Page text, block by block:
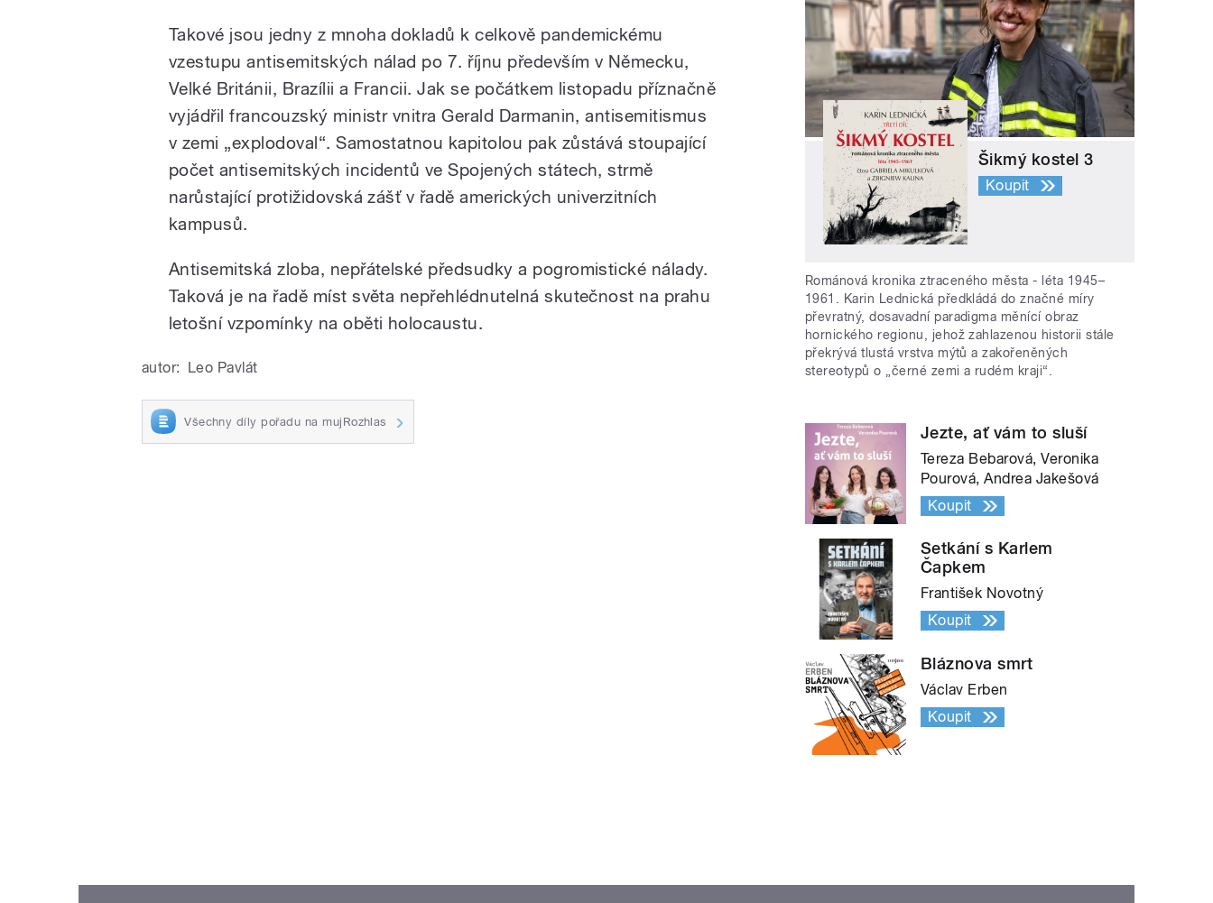
Takové jsou jedny z mnoha dokladů k celkově pandemickému
vzestupu antisemitských nálad po 7. říjnu především v Německu,
Velké Británii, Brazílii a Francii. Jak se počátkem listopadu příznačně
vyjádřil francouzský ministr vnitra Gerald Darmanin, antisemitismus
v zemi „explodoval“. Samostatnou kapitolou pak zůstává stoupající
počet antisemitských incidentů ve Spojených státech, strmě
narůstající protižidovská zášť v řadě amerických univerzitních
kampusů.
Antisemitská zloba, nepřátelské předsudky a pogromistické nálady.
Taková je na řadě míst světa nepřehlédnutelná skutečnost na prahu
letošní vzpomínky na oběti holocaustu.
autor: Leo Pavlát
Všechny díly pořadu na mujRozhlas
Šikmý kostel 3
Koupit
Románová kronika ztraceného města - léta 1945–
1961. Karin Lednická předkládá do značné míry
převratný, dosavadní paradigma měnící obraz
hornického regionu, jehož zahlazenou historii stále
překrývá tlustá vrstva mýtů a zakořeněných
stereotypů o „černé zemi a rudém kraji“.
Jezte, ať vám to sluší
Tereza Bebarová, Veronika
Pourová, Andrea Jakešová
Koupit
Setkání s Karlem
Čapkem
František Novotný
Koupit
Bláznova smrt
Václav Erben
Koupit